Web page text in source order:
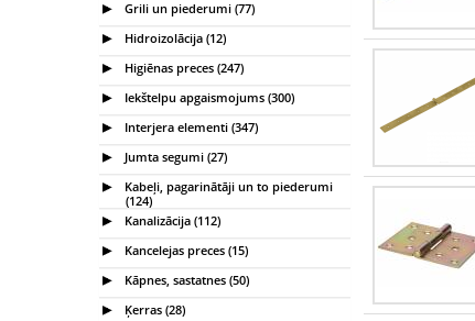
Grili un piederumi (77)
Hidroizolācija (12)
Higiēnas preces (247)
Iekštelpu apgaismojums (300)
Interjera elementi (347)
Jumta segumi (27)
Kabeļi, pagarinātāji un to piederumi
(124)
Kanalizācija (112)
Kancelejas preces (15)
Kāpnes, sastatnes (50)
Ķerras (28)